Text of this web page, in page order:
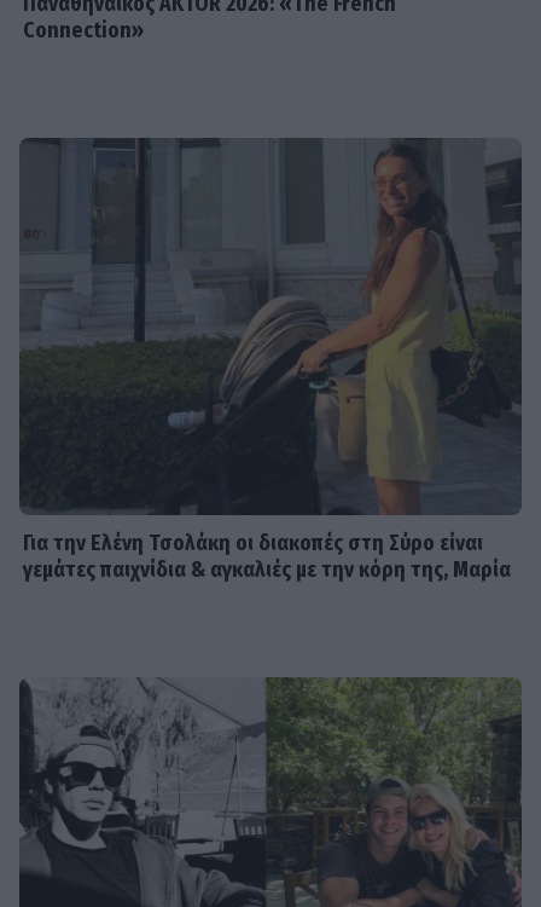
Connection»
Για την Ελένη Τσολάκη οι διακοπές στη Σύρο είναι
γεμάτες παιχνίδια & αγκαλιές με την κόρη της, Μαρία